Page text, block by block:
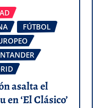
FÚTBOL
asalta el
en ‘El Clásico’